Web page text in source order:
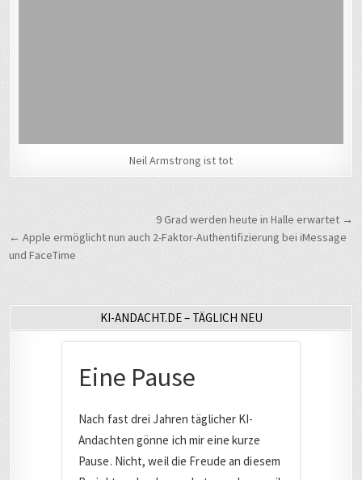
Neil Armstrong ist tot
Beitragsnavigation9 Grad werden heute in Halle erwartet →
← Apple ermöglicht nun auch 2-Faktor-Authentifizierung bei iMessage
und FaceTime
KI-ANDACHT.DE – TÄGLICH NEU